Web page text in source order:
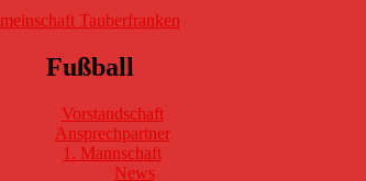
Tauberfranken
Fußball
Vorstandschaft
Ansprechpartner
1. Mannschaft
News